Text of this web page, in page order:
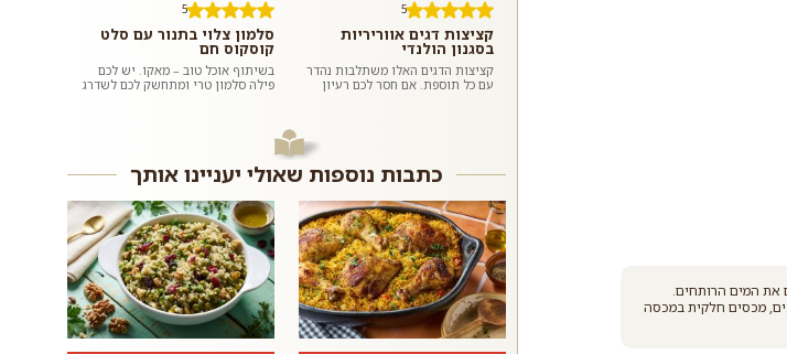
את המים הרותחים.
דקות ומכבים את האש. מערבבים, מכסים חלקית במכסה
5
קציצות דגים אווריריות
בסגנון הולנדי
קציצות הדגים האלו משתלבות נהדר
עם כל תוספת. אם חסר לכם רעיון
5
סלמון צלוי בתנור עם סלט
קוסקוס חם
בשיתוף אוכל טוב – מאקו. יש לכם
פילה סלמון טרי ומתחשק לכם לשדרג
כתבות נוספות שאולי יעניינו אותך